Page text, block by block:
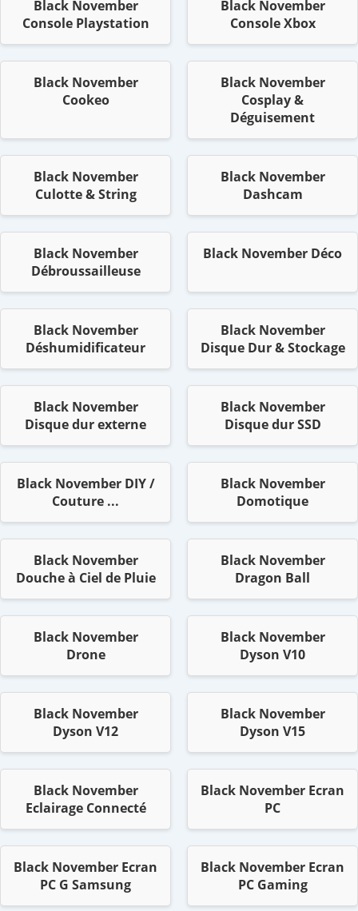
Black November
Console Playstation
Black November
Console Xbox
Black November
Cookeo
Black November
Cosplay &
Déguisement
Black November
Culotte & String
Black November
Dashcam
Black November
Débroussailleuse
Black November Déco
Black November
Déshumidificateur
Black November
Disque Dur & Stockage
Black November
Disque dur externe
Black November
Disque dur SSD
Black November DIY /
Couture ...
Black November
Domotique
Black November
Douche à Ciel de Pluie
Black November
Dragon Ball
Black November
Drone
Black November
Dyson V10
Black November
Dyson V12
Black November
Dyson V15
Black November
Eclairage Connecté
Black November Ecran
PC
Black November Ecran
PC G Samsung
Black November Ecran
PC Gaming